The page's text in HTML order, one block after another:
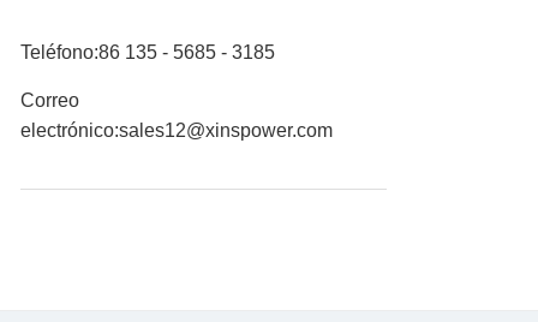
Teléfono:86 135 - 5685 - 3185
Correo
electrónico:sales12@xinspower.com